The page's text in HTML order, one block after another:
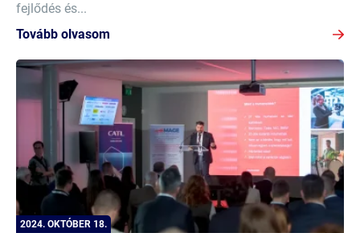
fejlődés és...
Tovább olvasom
2024. OKTÓBER 18.